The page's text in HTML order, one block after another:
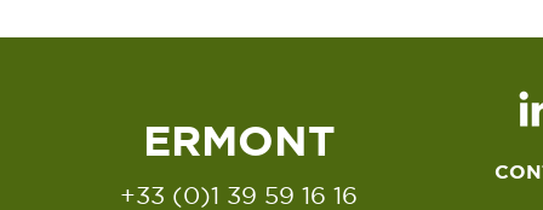
ERMONT
+33 (0)1 39 59 16 16